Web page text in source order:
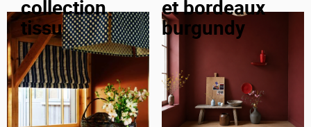
collection
tissu
et bordeaux
burgundy